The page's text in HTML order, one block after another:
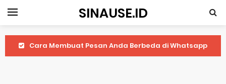
SINAUSE.ID
Cara Membuat Pesan Anda Berbeda di Whatsapp